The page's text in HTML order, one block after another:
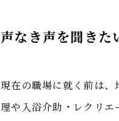
声なき声を聞きた
現在の職場に就く前は
理や入浴介助・レクリエ